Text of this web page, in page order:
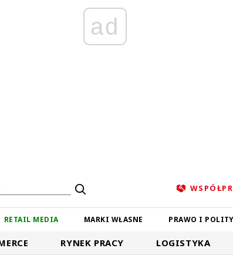
ad
RETAIL MEDIA MARKI WŁASNE PRAWO I
RYNEK PRACY LOGISTYKA